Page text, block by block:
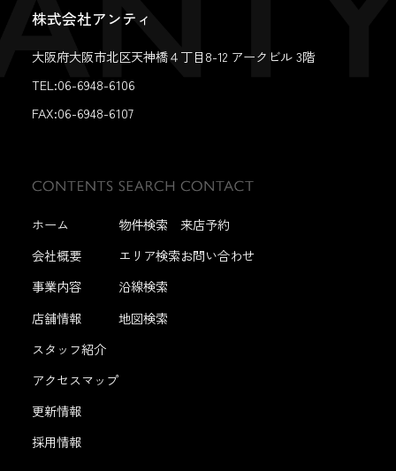
株式会社アンティ
大阪府大阪市北区天神橋４丁目8-12 アークビル 3階
TEL:06-6948-6106
FAX:06-6948-6107
ホーム
会社概要
事業内容
店舗情報
スタッフ紹介
アクセスマップ
更新情報
採用情報
物件検索
エリア検索
沿線検索
地図検索
来店予約
お問い合わせ